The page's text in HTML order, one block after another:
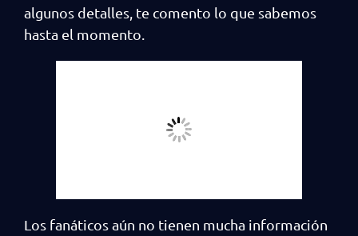
algunos detalles, te comento lo que sabemos
hasta el momento.
Los fanáticos aún no tienen mucha información